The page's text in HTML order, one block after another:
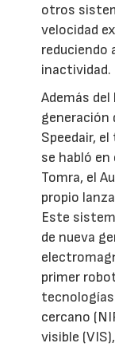
otros
velocidad
reduciendo
inactividad.
Además
generación
Speedair,
se habló
Tomra, el
propio
Este
de nueva
primer
cercano
visible